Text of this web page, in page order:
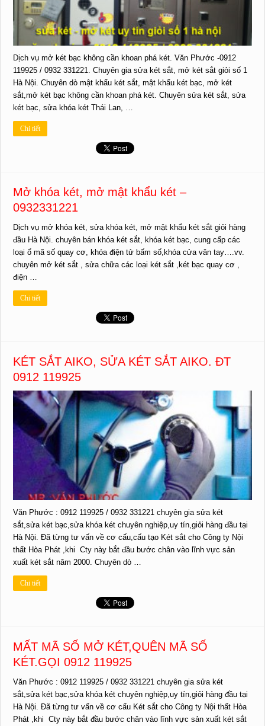
Dịch vụ mở két bạc không cần khoan phá két. Văn Phước -0912
119925 / 0932 331221. Chuyên gia sửa két sắt, mở két sắt giỏi số 1
Hà Nội. Chuyên dò mật khẩu két sắt, mật khẩu két bạc, mở két
sắt,mở két bạc không cần khoan phá két. Chuyên sửa két sắt, sửa
két bạc, sửa khóa két Thái Lan, …
Chi tiết
Mở khóa két, mở mật khẩu két –
0932331221
Dịch vụ mở khóa két, sửa khóa két, mở mật khẩu két sắt giỏi hàng
đầu Hà Nội. chuyên bán khóa két sắt, khóa két bạc, cung cấp các
loại ổ mã số quay cơ, khóa điện tử bấm số,khóa cửa vân tay….vv.
chuyên mở két sắt , sửa chữa các loại két sắt ,két bạc quay cơ ,
điện …
Chi tiết
KÉT SẮT AIKO, SỬA KÉT SẮT AIKO. ĐT
0912 119925
Văn Phước : 0912 119925 / 0932 331221 chuyên gia sửa két
sắt,sửa két bạc,sửa khóa két chuyên nghiệp,uy tín,giỏi hàng đầu tại
Hà Nội. Đã từng tư vấn về cơ cấu,cấu tạo Két sắt cho Công ty Nội
thất Hòa Phát ,khi Cty này bắt đầu bước chân vào lĩnh vực sản
xuất két sắt năm 2000. Chuyên dò …
Chi tiết
MẤT MÃ SỐ MỞ KÉT,QUÊN MÃ SỐ
KÉT.GỌI 0912 119925
Văn Phước : 0912 119925 / 0932 331221 chuyên gia sửa két
sắt,sửa két bạc,sửa khóa két chuyên nghiệp,uy tín,giỏi hàng đầu tại
Hà Nội. Đã từng tư vấn về cơ cấu Két sắt cho Công ty Nội thất Hòa
Phát ,khi Cty này bắt đầu bước chân vào lĩnh vực sản xuất két sắt